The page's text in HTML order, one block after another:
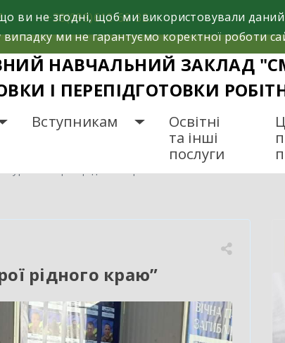
+38(098)612-69-32.
НАВЧАЛЬНИЙ ЗАКЛАД
І ПЕРЕПІДГОТОВКИ
Вступникам
Освітні
та інші
послуги
рідного краю”
ви не згодні, щоб ми використовували
ми не гарантуємо коректної роботи